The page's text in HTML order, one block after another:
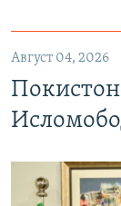
Август 04, 2026